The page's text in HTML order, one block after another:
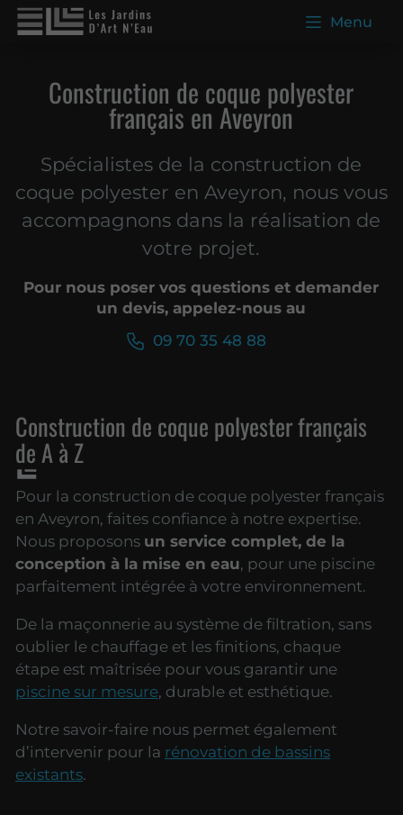
Menu
Construction de coque polyester
français en Aveyron
Spécialistes de la construction de
coque polyester en Aveyron, nous vous
accompagnons dans la réalisation de
votre projet.
Pour nous poser vos questions et demander
un devis, appelez-nous au
09 70 35 48 88
Construction de coque polyester français
de A à Z
Pour la construction de coque polyester français
en Aveyron, faites confiance à notre expertise.
Nous proposons un service complet, de la
conception à la mise en eau, pour une piscine
parfaitement intégrée à votre environnement.
De la maçonnerie au système de filtration, sans
oublier le chauffage et les finitions, chaque
étape est maîtrisée pour vous garantir une
piscine sur mesure, durable et esthétique.
Notre savoir-faire nous permet également
d’intervenir pour la rénovation de bassins
existants.